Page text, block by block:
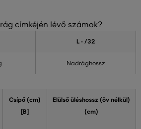
címkéjén lévő számok?
L - /32
Nadrághossz
Csípő (cm)
[B]
Elülső üléshossz (öv nélkül)
(cm)